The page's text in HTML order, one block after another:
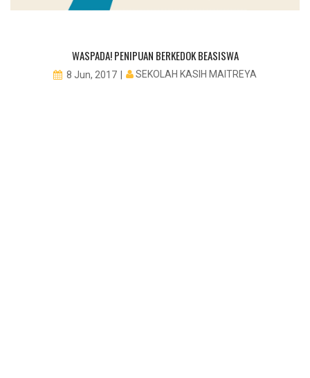
WASPADA! PENIPUAN BERKEDOK BEASISWA
8 Jun, 2017 SEKOLAH KASIH MAITREYA